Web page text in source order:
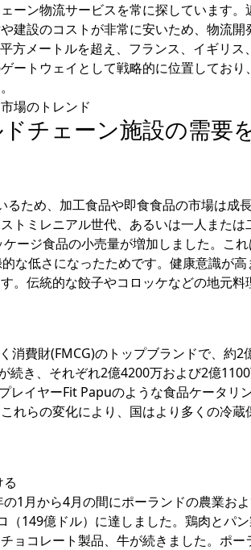
ーン物流サービスを常に探しています。
建設のコストが非常に安いため、物流開
方メートルを超え、フランス、イギリス
ートウェイとして戦略的に位置してお
場のトレンド
チェーン施設の需要
ため、加工食品や即食食品の市場は成
トミレニアル世代、あるいは一人また
ージ食品の小売量が増加しました。こ
な低さになったためです。健康意識が
。伝統的な餃子やコロッケなどの地元
費財(FMCG)のトップブランドで、約2
き、それぞれ2億4200万および2億
レイヤーFit Papuのような食品ケータリ
れらの変化により、国はより多くの冷
1月から4月の間にポーランドの農業お
149億ドル）に達しました。鶏肉とパ
ョコレート製品、牛が続きました。ポ